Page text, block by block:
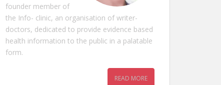
founder member of
the Info- clinic, an organisation of writer-
doctors, dedicated to provide evidence based
health information to the public in a palatable
form.
READ MORE